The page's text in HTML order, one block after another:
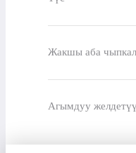
Жакшы аба
Агымдуу